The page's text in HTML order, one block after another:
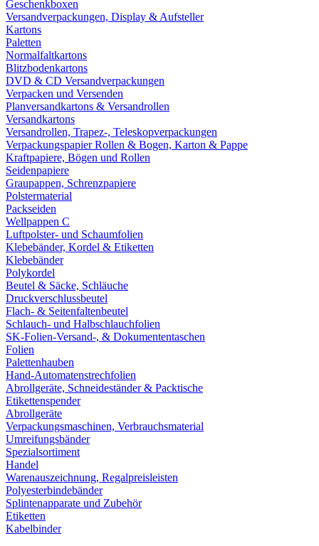
Geschenkboxen
Versandverpackungen, Display & Aufsteller
Kartons
Paletten
Normalfaltkartons
Blitzbodenkartons
DVD & CD Versandverpackungen
Verpacken und Versenden
Planversandkartons & Versandrollen
Versandkartons
Versandrollen, Trapez-, Teleskopverpackungen
Verpackungspapier Rollen & Bogen, Karton & Pappe
Kraftpapiere, Bögen und Rollen
Seidenpapiere
Graupappen, Schrenzpapiere
Polstermaterial
Packseiden
Wellpappen C
Luftpolster- und Schaumfolien
Klebebänder, Kordel & Etiketten
Klebebänder
Polykordel
Beutel & Säcke, Schläuche
Druckverschlussbeutel
Flach- & Seitenfaltenbeutel
Schlauch- und Halbschlauchfolien
SK-Folien-Versand-, & Dokumententaschen
Folien
Palettenhauben
Hand-Automatenstrechfolien
Abrollgeräte, Schneideständer & Packtische
Etikettenspender
Abrollgeräte
Verpackungsmaschinen, Verbrauchsmaterial
Umreifungsbänder
Spezialsortiment
Handel
Warenauszeichnung, Regalpreisleisten
Polyesterbindebänder
Splintenapparate und Zubehör
Etiketten
Kabelbinder